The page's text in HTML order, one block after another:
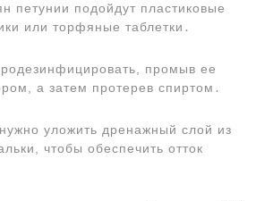
петунии подойдут пластиковые
или торфяные таблетки․
промыв ее
а затем протерев спиртом․
уложить дренажный слой из
чтобы обеспечить отток